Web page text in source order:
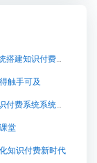
泉州知识付费课程系统搭建【泉州知识付费课程系统搭建知识付费系统系统怎么制作，知识付费系统搭建使用教程】
触手可及
长春知识付费平台系统【长春知识付费平台系统知识付费系统系统怎么制作，知识付费系统搭建使用教程】
堂
知识付费新时代